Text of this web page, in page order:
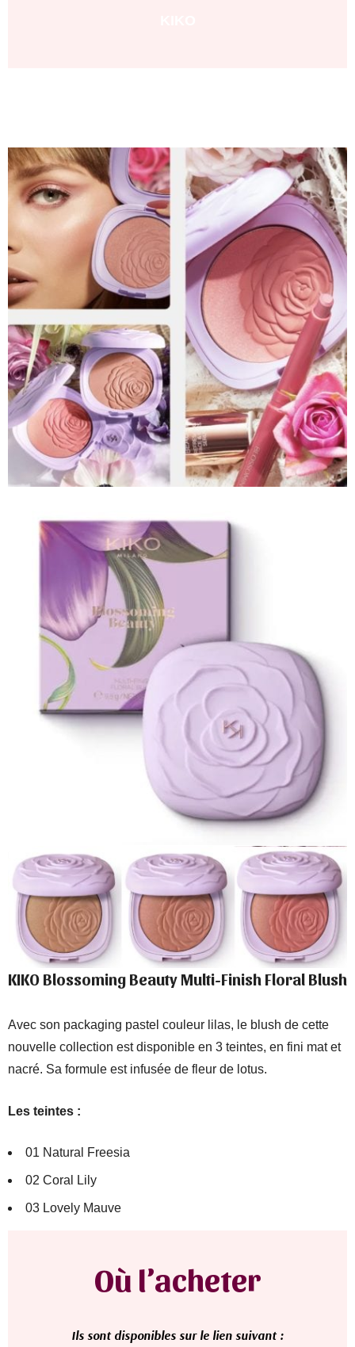
KIKO Blossoming Beauty Multi-Finish Floral Blush
Avec son packaging pastel couleur lilas, le blush de cette
nouvelle collection est disponible en 3 teintes, en fini mat et
nacré. Sa formule est infusée de fleur de lotus.
Les teintes :
01 Natural Freesia
02 Coral Lily
03 Lovely Mauve
Où l’acheter
Ils sont disponibles sur le lien suivant :